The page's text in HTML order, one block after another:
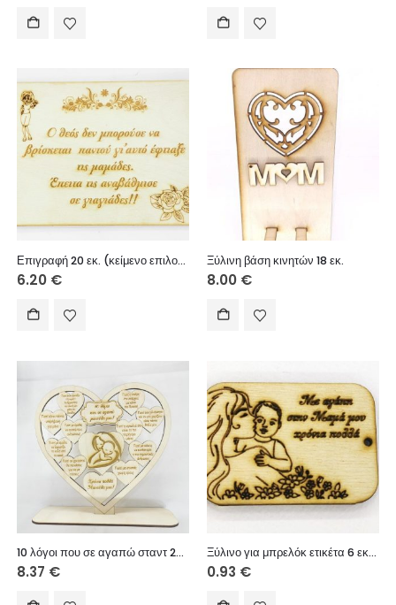
Επιγραφή 20 εκ. (κείμενο επιλογής σας)
6.20 €
Ξύλινη βάση κινητών 18 εκ.
8.00 €
10 λόγοι που σε αγαπώ σταντ 20εκ.
8.37 €
Ξύλινο για μπρελόκ ετικέτα 6 εκ. (Με αγάπη στη Μαμά μου χρόνια πολλά)
0.93 €